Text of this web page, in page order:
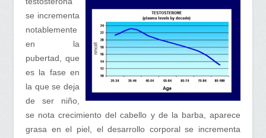
se incrementa
notablemente
en la
pubertad, que
es la fase en
la que se deja
de ser niño,
se nota crecimiento del cabello y de la barba, aparece
grasa en el piel, el desarrollo corporal se incrementa